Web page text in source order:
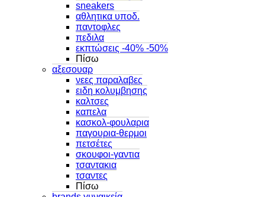
sneakers
αθλητικα υποδ.
παντοφλες
πεδιλα
εκπτώσεις -40% -50%
Πίσω
αξεσουαρ
νεες παραλαβες
ειδη κολυμβησης
καλτσες
καπελα
κασκολ-φουλαρια
παγουρια-θερμοι
πετσέτες
σκουφοι-γαντια
τσαντακια
τσαντες
Πίσω